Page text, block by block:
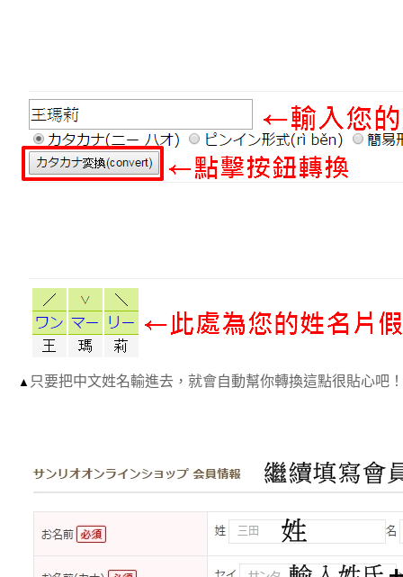
▲ 只要把中文姓名輸進去，就會自動幫你轉換這點很貼心吧！